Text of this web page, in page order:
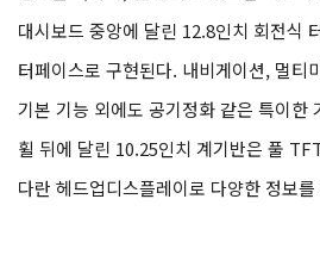
대시보드 중앙에 달린 12.8인치 회전식
터페이스로 구현된다. 내비게이션, 멀티
기본 기능 외에도 공기정화 같은 특이한
휠 뒤에 달린 10.25인치 계기반은 풀
다란 헤드업디스플레이로 다양한 정보